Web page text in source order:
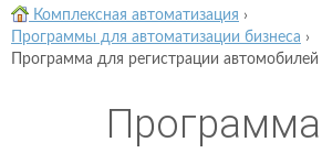
Комплексная автоматизация ›
Программы для автоматизации бизнеса ›
Программа для регистрации автомобилей